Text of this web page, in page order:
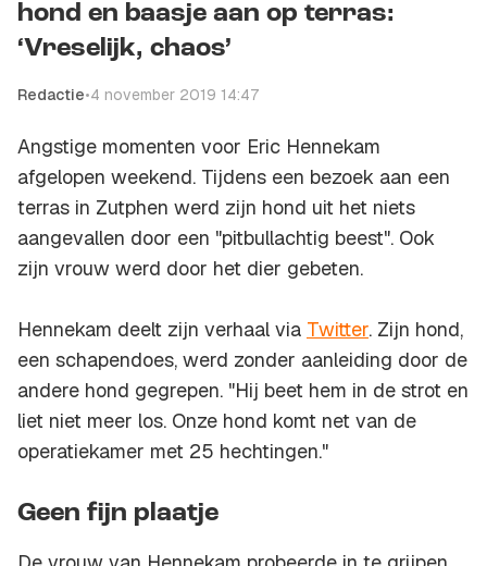
hond en baasje aan op terras:
‘Vreselijk, chaos’
Redactie•4 november 2019 14:47
Angstige momenten voor Eric Hennekam
afgelopen weekend. Tijdens een bezoek aan een
terras in Zutphen werd zijn hond uit het niets
aangevallen door een "pitbullachtig beest". Ook
zijn vrouw werd door het dier gebeten.
Hennekam deelt zijn verhaal via Twitter. Zijn hond,
een schapendoes, werd zonder aanleiding door de
andere hond gegrepen. "Hij beet hem in de strot en
liet niet meer los. Onze hond komt net van de
operatiekamer met 25 hechtingen."
Geen fijn plaatje